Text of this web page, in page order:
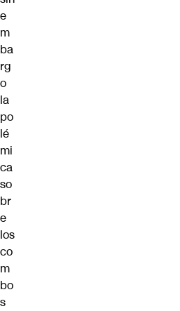
e
m
ba
rg
o
la
po
lé
mi
ca
so
br
e
los
co
m
bo
s